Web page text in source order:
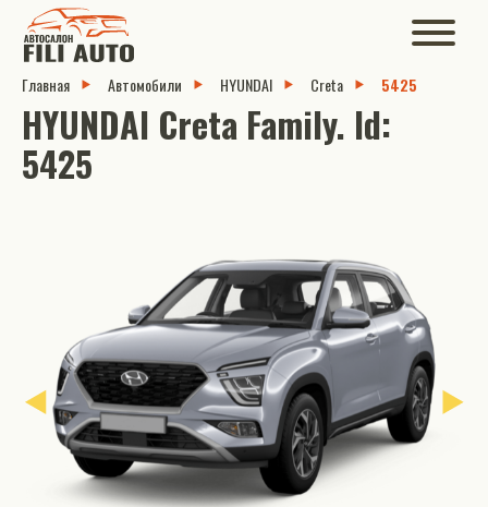
Главная Автомобили HYUNDAI Creta 5425
HYUNDAI Creta Family. Id:
5425